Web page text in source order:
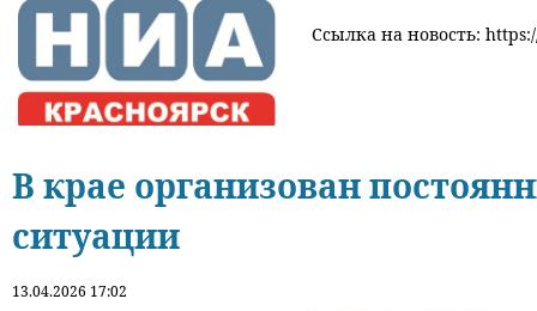
Ссылка на новость:
В крае организован
ситуации
13.04.2026 17:02